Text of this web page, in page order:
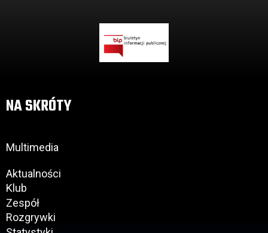
NA SKRÓTY
Multimedia
Aktualności
Klub
Zespół
Rozgrywki